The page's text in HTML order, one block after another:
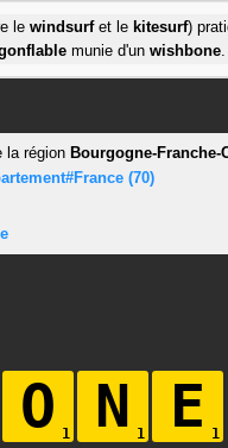
le windsurfet le kitesurf)
munie d'un wishbone.
la région Bourgogne-Franche-
(70)
O N E